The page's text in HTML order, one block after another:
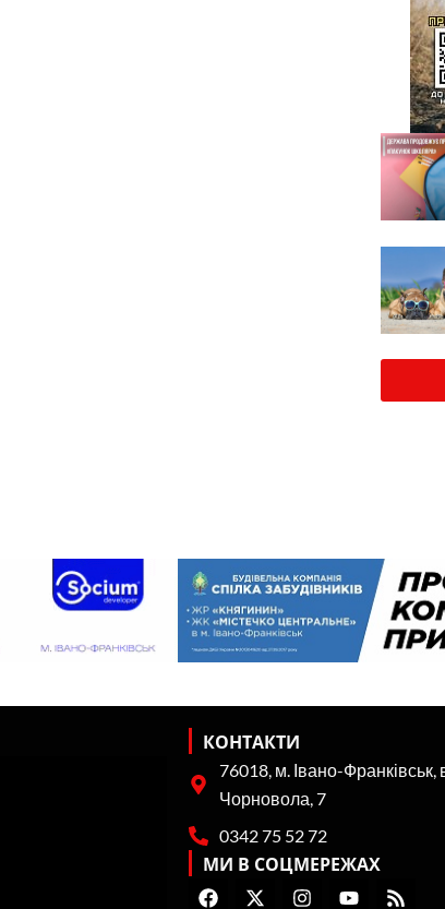
КОНТАКТИ
76018, м. Івано-Франківськ,
Чорновола, 7
0342 75 52 72
МИ В СОЦМЕРЕЖАХ
F
X
I
Y
R